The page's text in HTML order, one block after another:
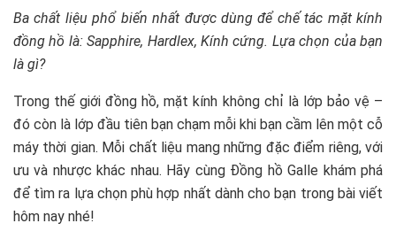
Ba chất liệu phổ biến nhất được dùng để chế tác mặt kính
đồng hồ là: Sapphire, Hardlex, Kính cứng. Lựa chọn của bạn
là gì?
Trong thế giới đồng hồ, mặt kính không chỉ là lớp bảo vệ –
đó còn là lớp đầu tiên bạn chạm mỗi khi bạn cầm lên một cỗ
máy thời gian. Mỗi chất liệu mang những đặc điểm riêng, với
ưu và nhược khác nhau. Hãy cùng Đồng hồ Galle khám phá
để tìm ra lựa chọn phù hợp nhất dành cho bạn trong bài viết
hôm nay nhé!